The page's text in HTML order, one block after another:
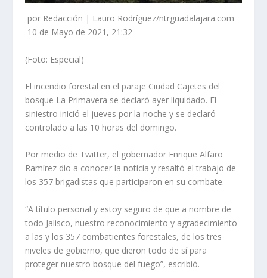
por Redacción | Lauro Rodríguez/ntrguadalajara.com
10 de Mayo de 2021, 21:32 –
(Foto: Especial)
El incendio forestal en el paraje Ciudad Cajetes del
bosque La Primavera se declaró ayer liquidado. El
siniestro inició el jueves por la noche y se declaró
controlado a las 10 horas del domingo.
Por medio de Twitter, el gobernador Enrique Alfaro
Ramírez dio a conocer la noticia y resaltó el trabajo de
los 357 brigadistas que participaron en su combate.
“A título personal y estoy seguro de que a nombre de
todo Jalisco, nuestro reconocimiento y agradecimiento
a las y los 357 combatientes forestales, de los tres
niveles de gobierno, que dieron todo de sí para
proteger nuestro bosque del fuego”, escribió.